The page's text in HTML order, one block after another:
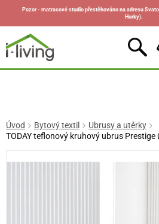
Pozor - matracové studio přestěhováno na adresu
Horky).
Úvod Bytový textil
Ubrusy a utěrky
TODAY teflonový kruhový ubrus Prestige